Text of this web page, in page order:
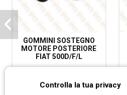
GOMMINI SOSTEGNO
MOTORE POSTERIORE
FIAT 500D/F/L
Aggiungi al carrello
Controlla la tua privacy